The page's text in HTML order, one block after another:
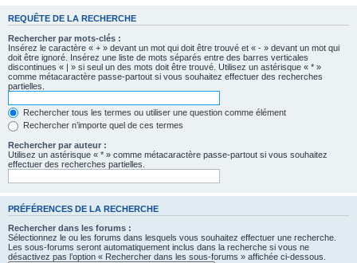
REQUÊTE DE LA RECHERCHE
Rechercher par mots-clés :
Insérez le caractère « + » devant un mot qui doit être trouvé et « - » devant un mot qui
doit être ignoré. Insérez une liste de mots séparés entre des barres verticales
discontinues « | » si seul un des mots doit être trouvé. Utilisez un astérisque « * »
comme métacaractère passe-partout si vous souhaitez effectuer des recherches
partielles.
Rechercher tous les termes ou utiliser une question comme élément
Rechercher n’importe quel de ces termes
Rechercher par auteur :
Utilisez un astérisque « * » comme métacaractère passe-partout si vous souhaitez
effectuer des recherches partielles.
PRÉFÉRENCES DE LA RECHERCHE
Rechercher dans les forums :
Sélectionnez le ou les forums dans lesquels vous souhaitez effectuer une recherche.
Les sous-forums seront automatiquement inclus dans la recherche si vous ne
désactivez pas l’option « Rechercher dans les sous-forums » affichée ci-dessous.